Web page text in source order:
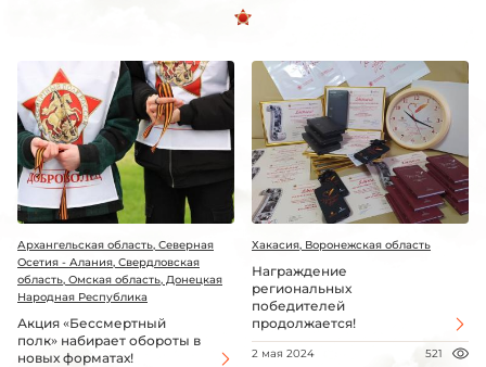
Архангельская область, Северная
Осетия - Алания, Свердловская
область, Омская область, Донецкая
Народная Республика
Акция «Бессмертный
полк» набирает обороты в
новых форматах!
Хакасия, Воронежская область
Награждение
региональных
победителей
продолжается!
2 мая 2024 521